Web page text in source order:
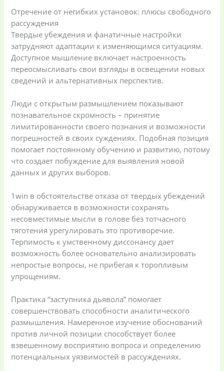
Отречение от негибких установок: плюсы свободного
рассуждения
Твердые убеждения и фанатичные настройки
затрудняют адаптации к изменяющимся ситуациям.
Доступное мышление включает настроенность
переосмысливать свои взгляды в освещении новых
сведений и альтернативных перспектив.
Люди с открытым размышлением показывают
познавательное скромность – принятие
лимитированности своего познания и возможности
погрешностей в своих суждениях. Подобная позиция
помогает постоянному обучению и развитию, потому
что создает побуждение для выявления новой
данных и других выборов.
1win в обстоятельстве отказа от твердых убеждений
обнаруживается в возможности сохранять
несовместимые мысли в голове без тотчасного
тяготения урегулировать это противоречие.
Терпимость к умственному диссонансу дает
возможность более основательно анализировать
непростые вопросы, не прибегая к торопливым
упрощениям.
Практика “заступника дьявола” помогает
совершенствовать способности аналитического
размышления. Намеренное изучение обоснований
против личной позиции способствует более
взвешенному восприятию вопроса и определению
потенциальных уязвимостей в рассуждениях.